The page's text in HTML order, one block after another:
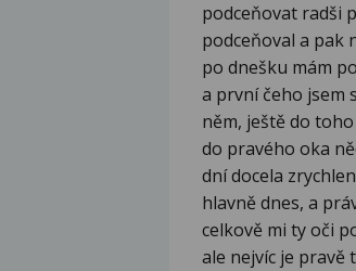
podceňovat radši
podceňoval a pak
po dnešku mám
a první čeho jsem
něm, ještě do
do pravého oka
dní docela
hlavně dnes, a
celkově mi ty oči
ale nejvíc je pravě